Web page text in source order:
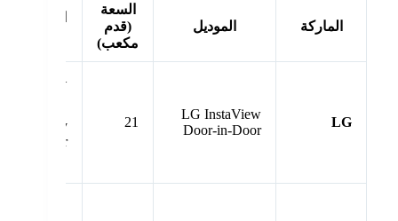
الماركة الموديل
السعة
(قدم
مكعب)
LG
LG InstaView
Door-in-Door
21
⭐⭐⭐⭐⭐
Energy
Star